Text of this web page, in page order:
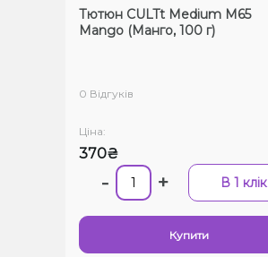
Тютюн CULTt Medium M65
Mango (Манго, 100 г)
0 Відгуків
Ціна:
370₴
- + В 1 клік
Купити